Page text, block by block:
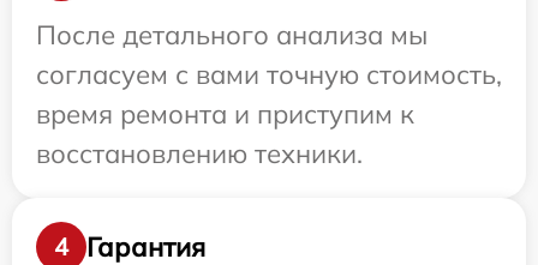
После детального анализа мы
согласуем с вами точную стоимость,
время ремонта и приступим к
восстановлению техники.
4
Гарантия